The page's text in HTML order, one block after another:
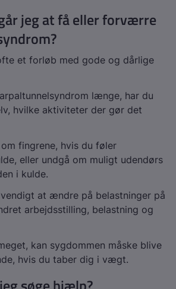
jeg at få eller forværre
et forløb med gode og dårlige
længe, har du
hvilke aktiviteter der gør det
fingrene, hvis du føler
eller undgå om muligt udendørs
i kulde.
at ændre på belastninger på
arbejdsstilling, belastning og
kan sygdommen måske blive
hvis du taber dig i vægt.